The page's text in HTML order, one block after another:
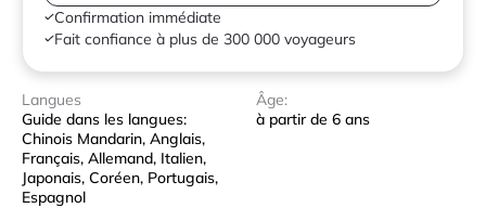
Confirmation immédiate
Fait confiance à plus de 300 000 voyageurs
Langues
Guide dans les langues:
Chinois Mandarin, Anglais,
Français, Allemand, Italien,
Japonais, Coréen, Portugais,
Espagnol
Âge:
à partir de 6 ans